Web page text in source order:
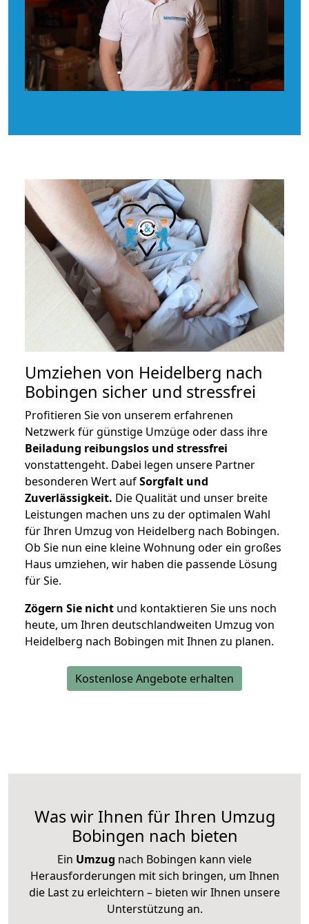
Umziehen von Heidelberg nach
Bobingen sicher und stressfrei
Profitieren Sie von unserem erfahrenen
Netzwerk für günstige Umzüge oder dass ihre
Beiladung reibungslos und stressfrei
vonstattengeht. Dabei legen unsere Partner
besonderen Wert aufSorgfalt und
Zuverlässigkeit. Die Qualität und unser breite
Leistungen machen uns zu der optimalen Wahl
für Ihren Umzug von Heidelberg nach Bobingen.
Ob Sie nun eine kleine Wohnung oder ein großes
Haus umziehen, wir haben die passende Lösung
für Sie.
Zögern Sie nicht und kontaktieren Sie uns noch
heute, um Ihren deutschlandweiten Umzug von
Heidelberg nach Bobingen mit Ihnen zu planen.
Kostenlose Angebote erhalten
Was wir Ihnen für Ihren Umzug
Bobingen nach bieten
Ein Umzug nach Bobingen kann viele
Herausforderungen mit sich bringen, um Ihnen
die Last zu erleichtern – bieten wir Ihnen unsere
Unterstützung an.